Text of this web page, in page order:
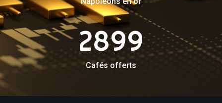
2899
Cafés offerts